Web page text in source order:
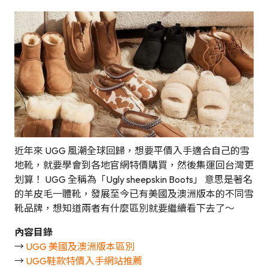
近年來 UGG 風潮全球回歸，想要平價入手適合自己的雪
地靴，就要學會到各地官網特價購買，然後集運回台灣更
划算！ UGG 全稱為「Ugly sheepskin Boots」 意思是著名
的羊皮毛一體靴，發展至今已有美國及澳洲版本的不同雪
靴品牌，想知道兩者有什麼區別就要繼續看下去了～
內容目錄
→ UGG 美國及澳洲版本區別
→ UGG鞋款特價入手網站推薦